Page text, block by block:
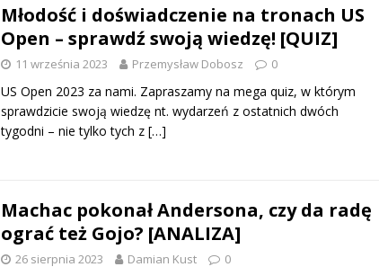
Młodość i doświadczenie na tronach US
Open – sprawdź swoją wiedzę! [QUIZ]
11 września 2023 Przemysław Dobosz 0
US Open 2023 za nami. Zapraszamy na mega quiz, w którym
sprawdzicie swoją wiedzę nt. wydarzeń z ostatnich dwóch
tygodni – nie tylko tych z […]
Machac pokonał Andersona, czy da radę
ograć też Gojo? [ANALIZA]
26 sierpnia 2023 Damian Kust 0